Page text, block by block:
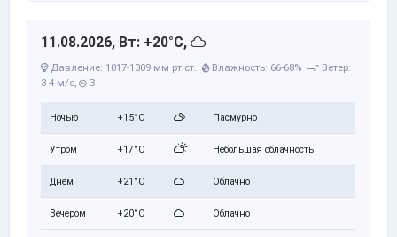
11.08.2026, Вт: +20°C,
Давление: 1017-1009 мм рт.ст. Влажность: 66-68%
Ветер:
3-4 м/с, З
Ночью +15°C Пасмурно
Утром +17°C Небольшая облачность
Днем +21°C Облачно
Вечером +20°C Облачно